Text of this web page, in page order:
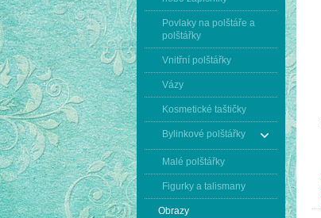
Povlaky na polštáře a
polštářky
Vnitřní polštářky
Vázy
Kosmetické taštičky
Bylinkové polštářky
Malé polštářky
Figurky a talismany
Obrazy